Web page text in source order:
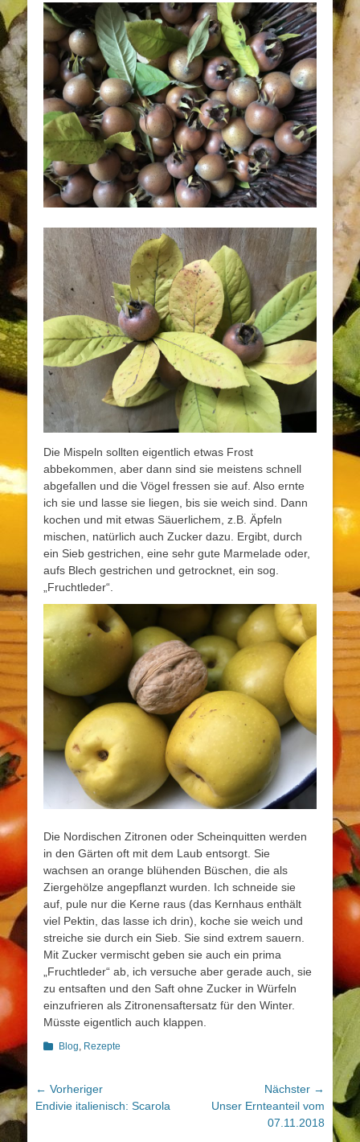
Die Mispeln sollten eigentlich etwas Frost
abbekommen, aber dann sind sie meistens schnell
abgefallen und die Vögel fressen sie auf. Also ernte
ich sie und lasse sie liegen, bis sie weich sind. Dann
kochen und mit etwas Säuerlichem, z.B. Äpfeln
mischen, natürlich auch Zucker dazu. Ergibt, durch
ein Sieb gestrichen, eine sehr gute Marmelade oder,
aufs Blech gestrichen und getrocknet, ein sog.
„Fruchtleder“.
Die Nordischen Zitronen oder Scheinquitten werden
in den Gärten oft mit dem Laub entsorgt. Sie
wachsen an orange blühenden Büschen, die als
Ziergehölze angepflanzt wurden. Ich schneide sie
auf, pule nur die Kerne raus (das Kernhaus enthält
viel Pektin, das lasse ich drin), koche sie weich und
streiche sie durch ein Sieb. Sie sind extrem sauern.
Mit Zucker vermischt geben sie auch ein prima
„Fruchtleder“ ab, ich versuche aber gerade auch, sie
zu entsaften und den Saft ohne Zucker in Würfeln
einzufrieren als Zitronensaftersatz für den Winter.
Müsste eigentlich auch klappen.
Kategorien
Blog, Rezepte
Beitragsnavigation
← Vorheriger
Vorheriger
Endivie italienisch: Scarola
Nächster →
NächsterUnser Ernteanteil vom
07.11.2018